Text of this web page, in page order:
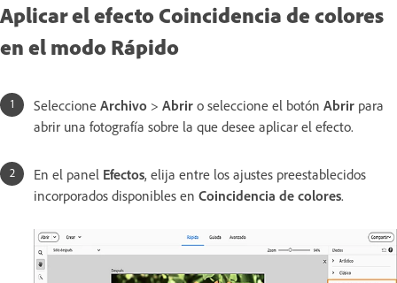
Aplicar el efecto Coincidencia de colores
en el modo Rápido
Seleccione Archivo > Abrir o seleccione el botón Abrir para
abrir una fotografía sobre la que desee aplicar el efecto.
En el panel Efectos, elija entre los ajustes preestablecidos
incorporados disponibles en Coincidencia de colores.